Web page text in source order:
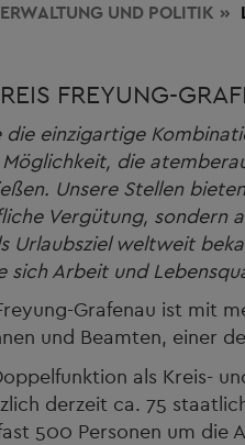
UND POLITIK
FREYUNG-
die einzigartige
die
Unsere Stellen
Vergütung, sondern
Urlaubsziel weltweit
sich Arbeit und
Grafenau ist mit
und Beamten, einer
als Kreis-
derzeit ca. 75
500 Personen um die